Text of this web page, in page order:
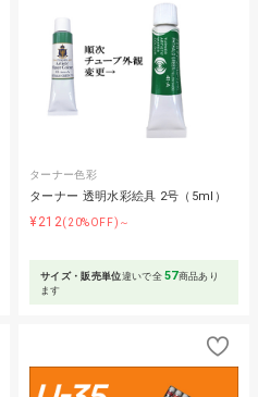
ターナー色彩
ターナー 透明水彩絵具 2号（5ml）
¥212(20%OFF)～
サイズ・販売単位違いで全57商品あり
ます